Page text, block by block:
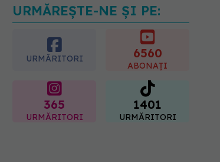
Gabriela Cristea, manifest
pentru respect și
acceptare: Corpul
fiecăruia spune o poveste
05.08.2026, 21:23
URMĂREȘTE-NE ȘI PE:
URMĂRITORI 6560
ABONAȚI
365
URMĂRITORI
1401
URMĂRITORI